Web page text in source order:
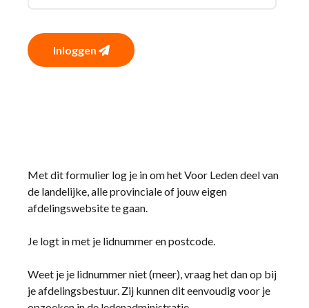
Inloggen
Met dit formulier log je in om het Voor Leden deel van
de landelijke, alle provinciale of jouw eigen
afdelingswebsite te gaan.
Je logt in met je lidnummer en postcode.
Weet je je lidnummer niet (meer), vraag het dan op bij
je afdelingsbestuur. Zij kunnen dit eenvoudig voor je